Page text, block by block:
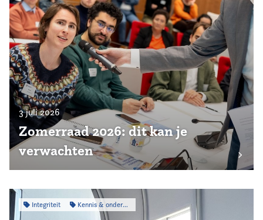
3 juli 2026
Zomerraad 2026: dit kan je
verwachten
Integriteit Kennis & onderzoek